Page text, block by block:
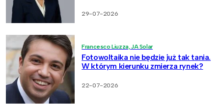
29-07-2026
Francesco Liuzza, JA Solar
Fotowoltaika nie będzie już tak tania.
W którym kierunku zmierza rynek?
22-07-2026